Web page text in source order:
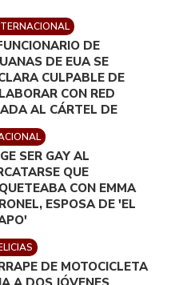
DE
DE EUA SE
CULPABLE DE
CON RED
AL CÁRTEL DE
SER GAY AL
QUE
CON EMMA
ESPOSA DE 'EL
DE MOTOCICLETA